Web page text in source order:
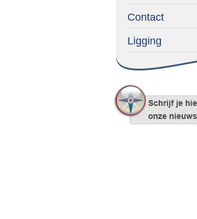
Contact
Ligging